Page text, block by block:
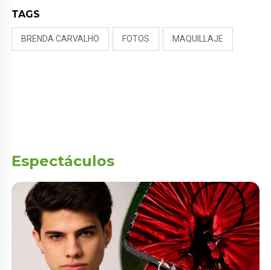
TAGS
BRENDA CARVALHO FOTOS MAQUILLAJE
Espectáculos